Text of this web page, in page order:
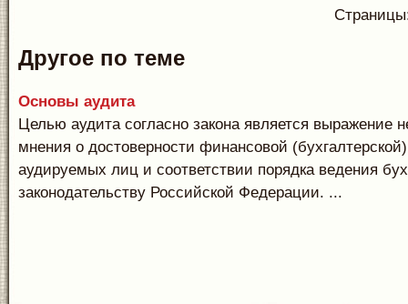
Другое по теме
Основы аудита
Целью аудита согласно закона является выражение
мнения о достоверности финансовой
аудируемых лиц и соответствии порядка ведения
законодательству Российской Федерации. ...